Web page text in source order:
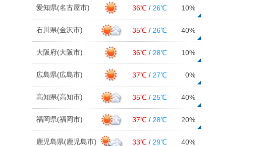
愛知県(名古屋市) 36℃ / 26℃ 10%
石川県(金沢市) 35℃ / 26℃ 40%
大阪府(大阪市) 36℃ / 28℃ 10%
広島県(広島市) 37℃ / 27℃ 0%
高知県(高知市) 35℃ / 25℃ 40%
福岡県(福岡市) 37℃ / 28℃ 20%
鹿児島県(鹿児島市) 33℃ / 29℃ 40%